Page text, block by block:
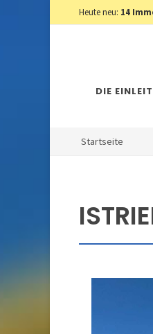
Heute neu: 14
DIE
Startseite